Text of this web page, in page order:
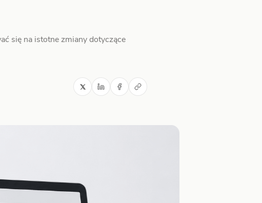
się na istotne zmiany dotyczące